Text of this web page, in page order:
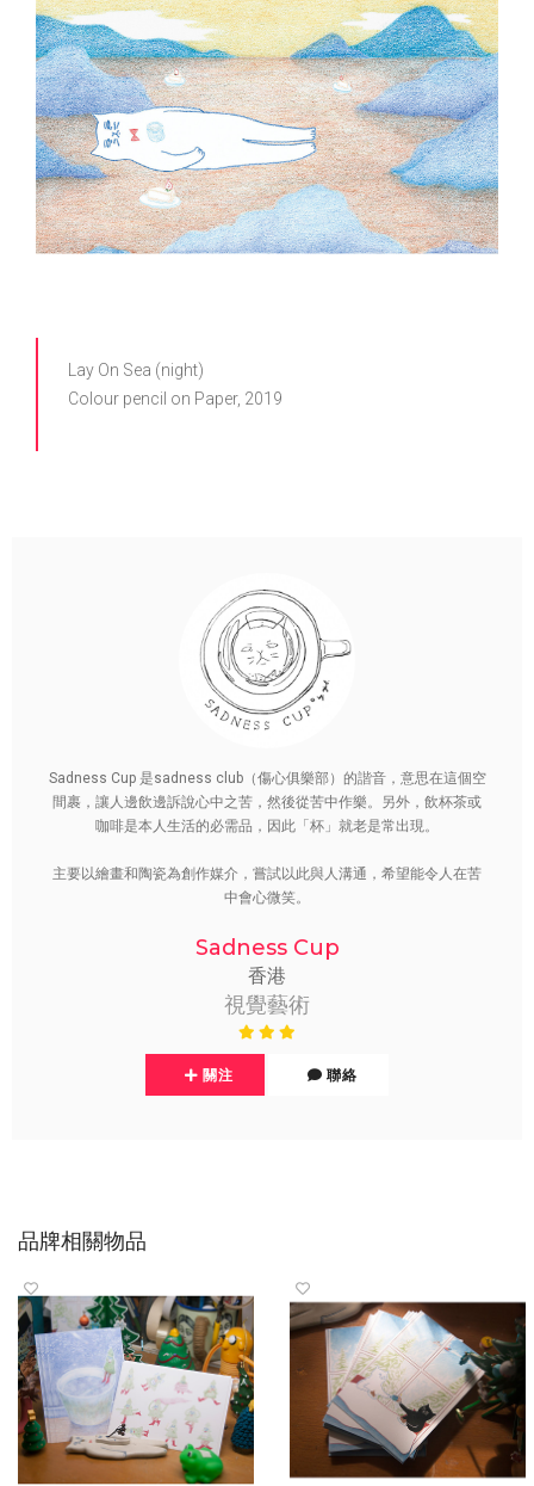
Lay On Sea (night)
Colour pencil on Paper, 2019
Sadness Cup 是sadness club（傷心俱樂部）的諧音，意思在這個空
間裹，讓人邊飲邊訴說心中之苦，然後從苦中作樂。另外，飲杯茶或
咖啡是本人生活的必需品，因此「杯」就老是常出現。
主要以繪畫和陶瓷為創作媒介，嘗試以此與人溝通，希望能令人在苦
中會心微笑。
Sadness Cup
香港
視覺藝術
關注 聯絡
品牌相關物品